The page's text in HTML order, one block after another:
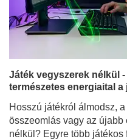
Játék vegyszerek nélkül
természetes energiaital
Hosszú játékról álmodsz,
összeomlás vagy az
nélkül? Egyre több